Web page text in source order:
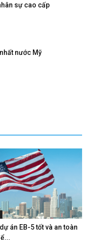
sự cao cấp
nước Mỹ
án EB-5 tốt và an toàn